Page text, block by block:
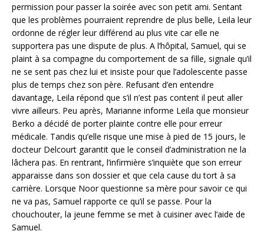
permission pour passer la soirée avec son petit ami. Sentant
que les problèmes pourraient reprendre de plus belle, Leila leur
ordonne de régler leur différend au plus vite car elle ne
supportera pas une dispute de plus. A l’hôpital, Samuel, qui se
plaint à sa compagne du comportement de sa fille, signale qu’il
ne se sent pas chez lui et insiste pour que l’adolescente passe
plus de temps chez son père. Refusant d’en entendre
davantage, Leila répond que s’il n’est pas content il peut aller
vivre ailleurs. Peu après, Marianne informe Leila que monsieur
Berko a décidé de porter plainte contre elle pour erreur
médicale. Tandis qu’elle risque une mise à pied de 15 jours, le
docteur Delcourt garantit que le conseil d’administration ne la
lâchera pas. En rentrant, l’infirmière s’inquiète que son erreur
apparaisse dans son dossier et que cela cause du tort à sa
carrière. Lorsque Noor questionne sa mère pour savoir ce qui
ne va pas, Samuel rapporte ce qu’il se passe. Pour la
chouchouter, la jeune femme se met à cuisiner avec l’aide de
Samuel.